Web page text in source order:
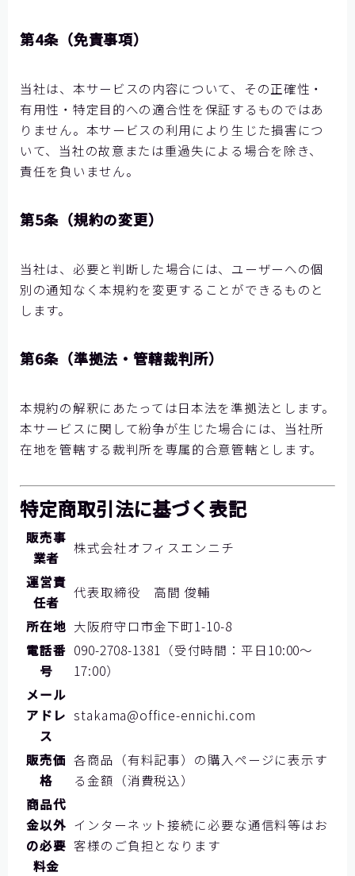
第4条（免責事項）
当社は、本サービスの内容について、その正確性・
有用性・特定目的への適合性を保証するものではあ
りません。本サービスの利用により生じた損害につ
いて、当社の故意または重過失による場合を除き、
責任を負いません。
第5条（規約の変更）
当社は、必要と判断した場合には、ユーザーへの個
別の通知なく本規約を変更することができるものと
します。
第6条（準拠法・管轄裁判所）
本規約の解釈にあたっては日本法を準拠法とします。
本サービスに関して紛争が生じた場合には、当社所
在地を管轄する裁判所を専属的合意管轄とします。
特定商取引法に基づく表記
販売事
業者
株式会社オフィスエンニチ
運営責
任者
代表取締役 高間 俊輔
所在地 大阪府守口市金下町1-10-8
電話番
号
090-2708-1381（受付時間：平日10:00〜
17:00）
メール
アドレ
ス
stakama@office-ennichi.com
販売価
格
各商品（有料記事）の購入ページに表示す
る金額（消費税込）
商品代
金以外
の必要
料金
インターネット接続に必要な通信料等はお
客様のご負担となります